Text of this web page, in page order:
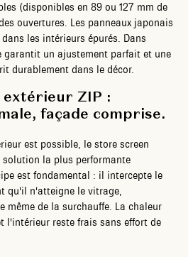
(disponibles en 89 ou 127 mm de
ouvertures. Les panneaux japonais
les intérieurs épurés. Dans
garantit un ajustement parfait et une
durablement dans le décor.
ZIP :
façade comprise.
est possible, le store screen
solution la plus performante
est fondamental : il intercepte le
qu'il n'atteigne le vitrage,
même de la surchauffe. La chaleur
l'intérieur reste frais sans effort de